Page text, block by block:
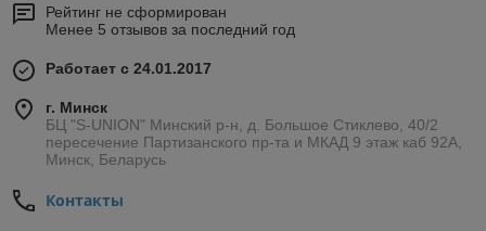
Рейтинг не сформирован
Менее 5 отзывов за последний год
Работает с 24.01.2017
г. Минск
БЦ "S-UNION" Минский р-н, д. Большое Стиклево, 40/2
пересечение Партизанского пр-та и МКАД 9 этаж каб 92А,
Минск, Беларусь
Контакты